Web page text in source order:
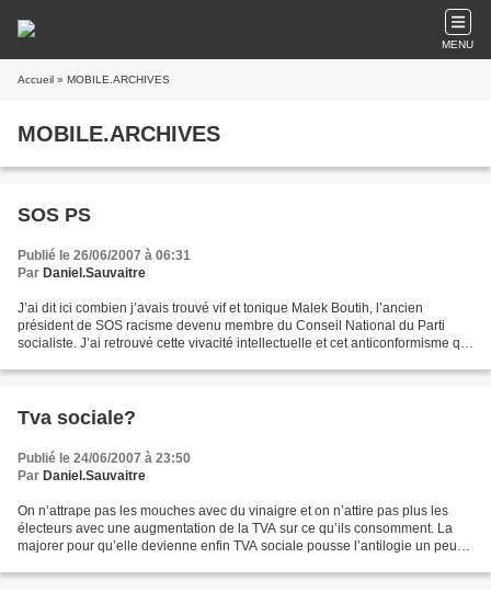
MENU
Accueil » MOBILE.ARCHIVES
MOBILE.ARCHIVES
SOS PS
Publié le 26/06/2007 à 06:31
Par Daniel.Sauvaitre
J’ai dit ici combien j’avais trouvé vif et tonique Malek Boutih, l’ancien
président de SOS racisme devenu membre du Conseil National du Parti
socialiste. J’ai retrouvé cette vivacité intellectuelle et cet anticonformisme qui
Tva sociale?
Publié le 24/06/2007 à 23:50
Par Daniel.Sauvaitre
On n’attrape pas les mouches avec du vinaigre et on n’attire pas plus les
électeurs avec une augmentation de la TVA sur ce qu’ils consomment. La
majorer pour qu’elle devienne enfin TVA sociale pousse l’antilogie un peu